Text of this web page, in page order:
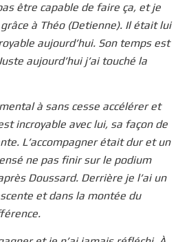
être capable de faire ça, et je
à Théo (Detienne). Il était lui
aujourd’hui. Son temps est
aujourd’hui j’ai touché la
à sans cesse accélérer et
incroyable avec lui, sa façon de
L’accompagner était dur et un
ne pas finir sur le podium
Doussard. Derrière je l’ai un
et dans la montée du